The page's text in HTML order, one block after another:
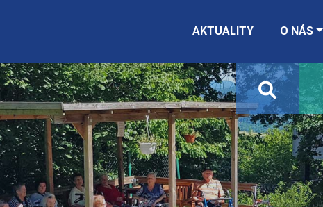
AKTUALITY O NÁS